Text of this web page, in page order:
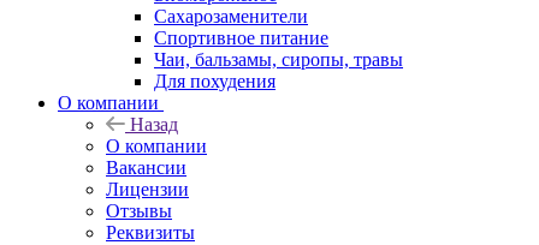
Сахарозаменители
Спортивное питание
Чаи, бальзамы, сиропы, травы
Для похудения
О компании
Назад
О компании
Вакансии
Лицензии
Отзывы
Реквизиты